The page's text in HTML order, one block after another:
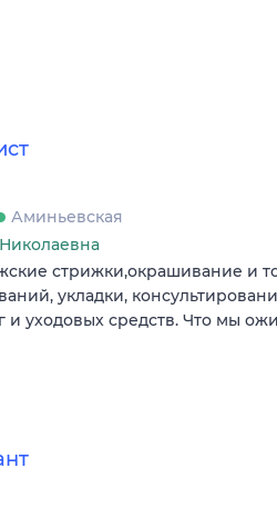
Аминьевская
стрижки,окрашивание и
укладки,
и уходовых средств. Что мы